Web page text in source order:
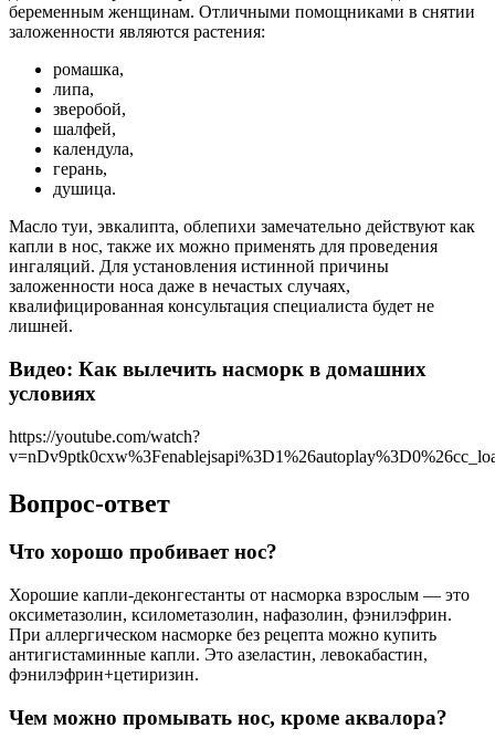
беременным женщинам. Отличными помощниками в снятии
заложенности являются растения:
ромашка,
липа,
зверобой,
шалфей,
календула,
герань,
душица.
Масло туи, эвкалипта, облепихи замечательно действуют как
капли в нос, также их можно применять для проведения
ингаляций. Для установления истинной причины
заложенности носа даже в нечастых случаях,
квалифицированная консультация специалиста будет не
лишней.
Видео: Как вылечить насморк в домашних
условиях
https://youtube.com/watch?
Вопрос-ответ
Что хорошо пробивает нос?
Хорошие капли-деконгестанты от насморка взрослым — это
оксиметазолин, ксилометазолин, нафазолин, фэнилэфрин.
При аллергическом насморке без рецепта можно купить
антигистаминные капли. Это азеластин, левокабастин,
фэнилэфрин+цетиризин.
Чем можно промывать нос, кроме аквалора?